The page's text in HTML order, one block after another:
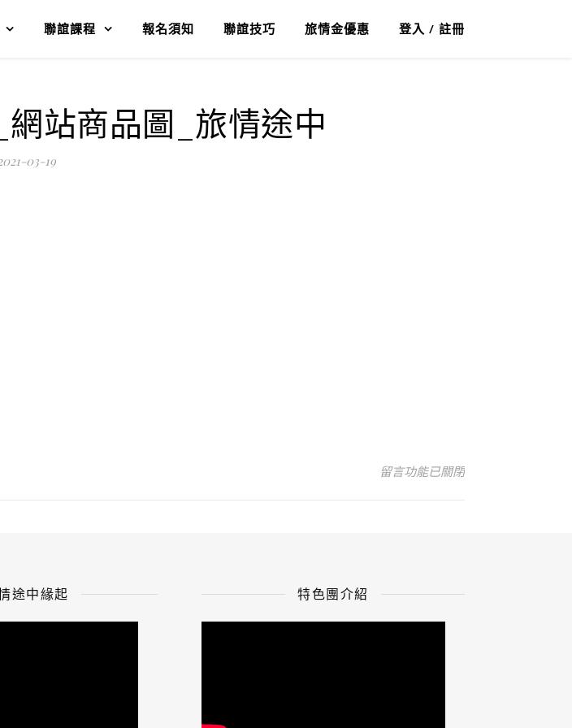
聯誼課程 報名須知 聯誼技巧 旅情金優惠 登入 / 註冊
站商品圖_旅情途中
03-19
在〈月老團2021-04-24_網站商品圖
留言功能已關閉
途中緣起 特色團介紹